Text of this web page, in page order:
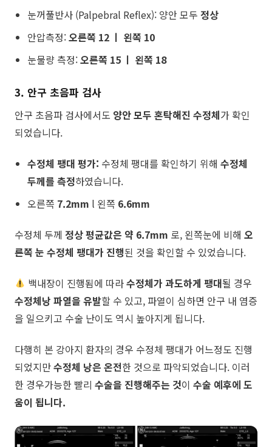
눈꺼풀반사 (Palpebral Reflex): 양안 모두 정상
안압측정:오른쪽 12 ㅣ 왼쪽 10
눈물량 측정:오른쪽 15 ㅣ 왼쪽 18
​3. 안구 초음파 검사
안구 초음파 검사에서도 양안 모두 혼탁해진 수정체가 확인
되었습니다.
수정체 팽대 평가: 수정체 팽대를 확인하기 위해 수정체
두께를 측정하였습니다.
오른쪽 7.2mm l 왼쪽 6.6mm
수정체 두께 정상 평균값은 약 6.7mm 로, 왼쪽눈에 비해 오
른쪽 눈 수정체 팽대가 진행된 것을 확인할 수 있었습니다.
백내장이 진행됨에 따라수정체가 과도하게 팽대될 경우
수정체낭 파열을 유발할 수 있고, 파열이 심하면 안구 내 염증
을 일으키고 수술 난이도 역시 높아지게 됩니다.
다행히 본 강아지 환자의 경우 수정체 팽대가 어느정도 진행
되었지만수정체 낭은 온전한 것으로 파악되었습니다. 이러
한 경우가능한 빨리 수술을 진행해주는 것이 수술 예후에 도
움이 됩니다.